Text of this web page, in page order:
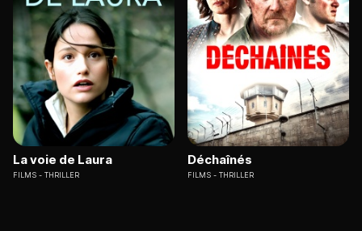
La voie de Laura
FILMS THRILLER
Déchaînés
FILMS THRILLER